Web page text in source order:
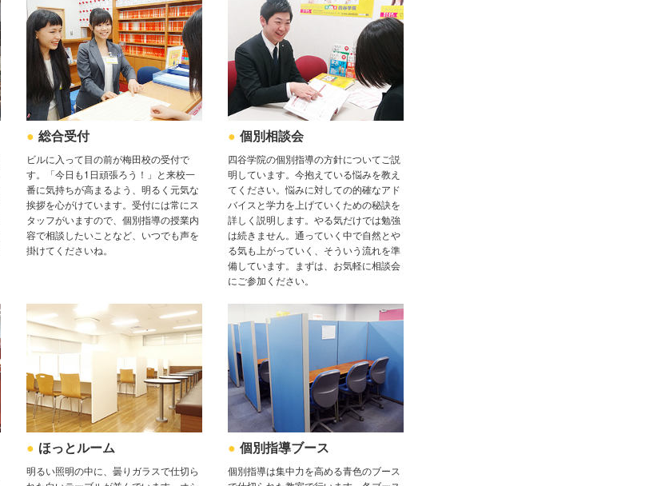
総合受付
ビルに入って目の前が梅田校の受付で
す。「今日も1日頑張ろう！」と来校一
番に気持ちが高まるよう、明るく元気な
挨拶を心がけています。受付には常にス
タッフがいますので、個別指導の授業内
容で相談したいことなど、いつでも声を
掛けてくださいね。
個別相談会
四谷学院の個別指導の方針についてご説
明しています。今抱えている悩みを教え
てください。悩みに対しての的確なアド
バイスと学力を上げていくための秘訣を
詳しく説明します。やる気だけでは勉強
は続きません。通っていく中で自然とや
る気も上がっていく、そういう流れを準
備しています。まずは、お気軽に相談会
にご参加ください。
ほっとルーム
明るい照明の中に、曇りガラスで仕切ら
個別指導ブース
個別指導は集中力を高める青色のブース